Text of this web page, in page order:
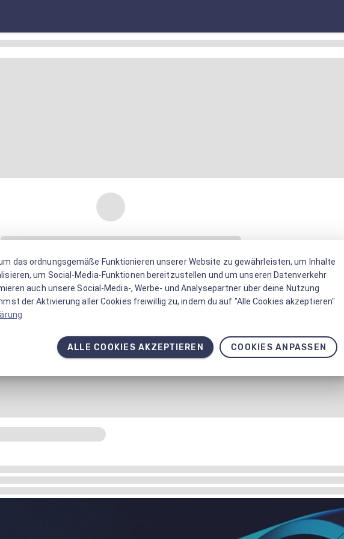
das ordnungsgemäße Funktionieren unserer Website zu gewährleisten, um Inhalte
um Social-Media-Funktionen bereitzustellen und um unseren Datenverkehr
auch unsere Social-Media-, Werbe- und Analysepartner über deine Nutzung
der Aktivierung aller Cookies freiwillig zu, indem du auf "Alle Cookies akzeptieren"
ALLE COOKIES AKZEPTIEREN COOKIES ANPASSEN